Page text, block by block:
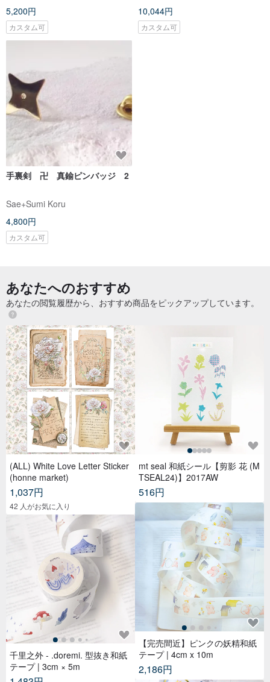
5,200円
カスタム可
10,044円
カスタム可
手裏剣 卍 真鍮ピンバッジ 2
Sae+Sumi Koru
4,800円
カスタム可
あなたへのおすすめ
あなたの閲覧履歴から、おすすめ商品をピックアップしています。
(ALL) White Love Letter Sticker
(honne market)
1,037円
42 人がお気に入り
千里之外 - .doremi. 型抜き和紙
テープ | 3cm × 5m
mt seal 和紙シール【剪影 花 (M
TSEAL24)】2017AW
516円
【完売間近】ピンクの妖精和紙
テープ | 4cm x 10m
2,186円